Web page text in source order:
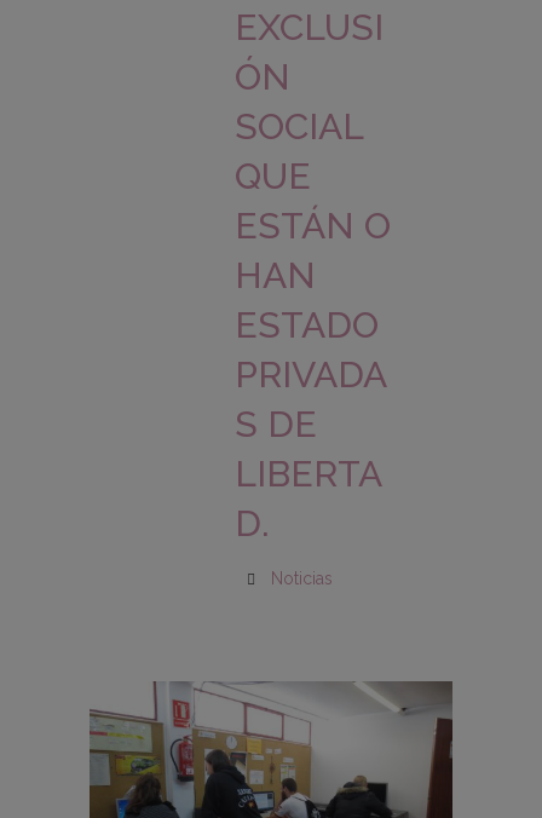
EXCLUSI
ÓN
SOCIAL
QUE
ESTÁN O
HAN
ESTADO
PRIVADA
S DE
LIBERTA
D.
Noticias